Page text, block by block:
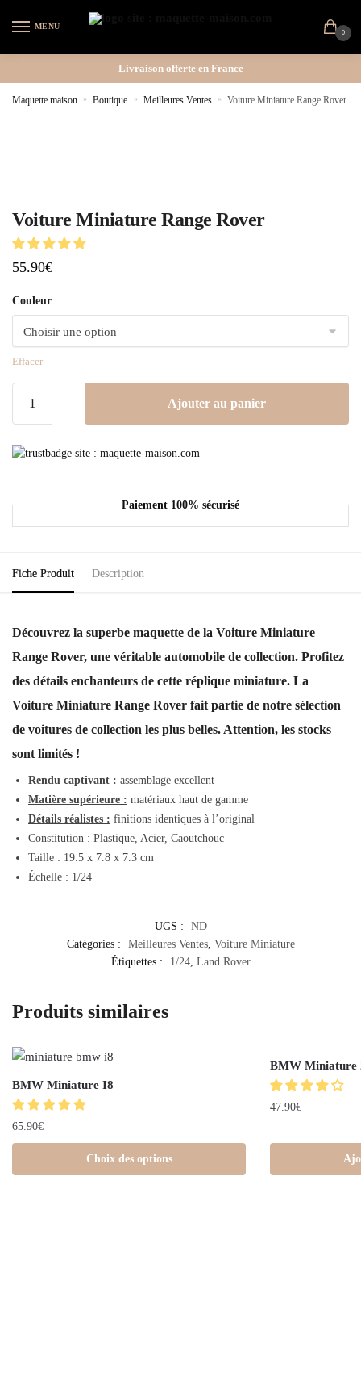
MENU
0
Livraison offerte en France
Maquette maison » Boutique » Meilleures Ventes » Voiture Miniature Range Rover
Voiture Miniature Range Rover
55.90€
Couleur
Effacer
Ajouter au panier
Paiement 100% sécurisé
Fiche Produit Description
Découvrez la superbe maquette de la Voiture Miniature
Range Rover, une véritable automobile de collection. Profitez
des détails enchanteurs de cette réplique miniature. La
Voiture Miniature Range Rover fait partie de notre sélection
de voitures de collection les plus belles. Attention, les stocks
sont limités !
Rendu captivant : assemblage excellent
Matière supérieure : matériaux haut de gamme
Détails réalistes : finitions identiques à l’original
Constitution : Plastique, Acier, Caoutchouc
Taille : 19.5 x 7.8 x 7.3 cm
Échelle : 1/24
UGS :
ND
Catégories :
Meilleures Ventes, Voiture Miniature
Étiquettes :
1/24, Land Rover
Produits similaires
BMW Miniature I8
65.90€
Choix des options
BMW Miniature
47.90€